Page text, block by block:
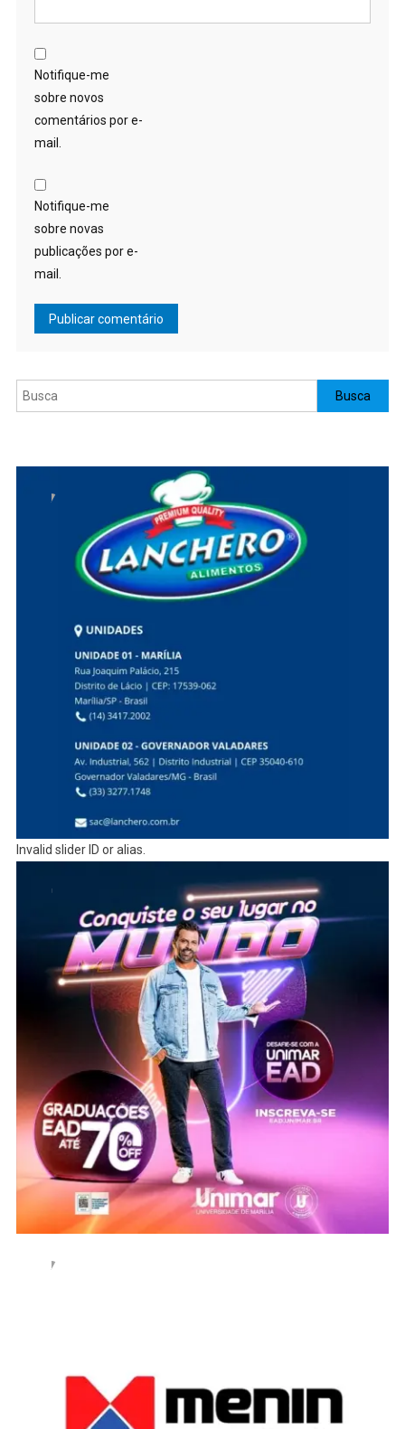
Notifique-me
sobre novos
comentários por e-
mail.
Notifique-me
sobre novas
publicações por e-
mail.
Pesquisar Busca
Invalid slider ID or alias.